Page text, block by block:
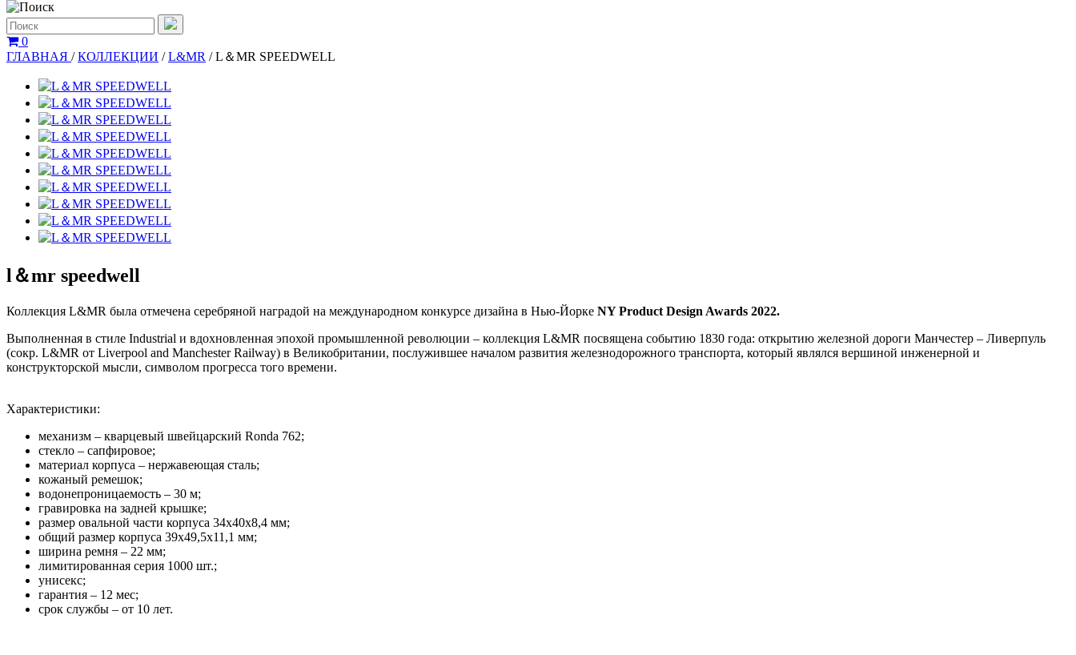
0
ГЛАВНАЯ /КОЛЛЕКЦИИ /L&MR /L＆MR SPEEDWELL
l＆mr speedwell
Коллекция L&MR была отмечена серебряной наградой на международном конкурсе дизайна в Нью-Йорке NY Product Design Awards 2022.
Выполненная в стиле Industrial и вдохновленная эпохой промышленной революции – коллекция L&MR посвящена событию 1830 года: открытию железной дороги Манчестер – Ливерпуль
(сокр. L&MR от Liverpool and Manchester Railway) в Великобритании, послужившее началом развития железнодорожного транспорта, который являлся вершиной инженерной и
конструкторской мысли, символом прогресса того времени.
Характеристики:
механизм – кварцевый швейцарский Ronda 762;
стекло – сапфировое;
материал корпуса – нержавеющая сталь;
кожаный ремешок;
водонепроницаемость – 30 м;
гравировка на задней крышке;
размер овальной части корпуса 34х40х8,4 мм;
общий размер корпуса 39х49,5х11,1 мм;
ширина ремня – 22 мм;
лимитированная серия 1000 шт.;
унисекс;
гарантия – 12 мес;
срок службы – от 10 лет.